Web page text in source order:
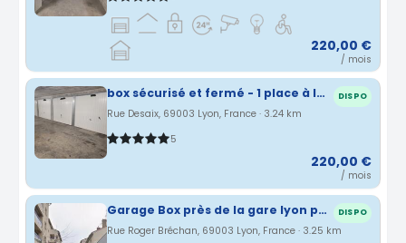
220,00 €
/ mois
box sécurisé et fermé - 1 place à louer - GARE PART DIEU DISPO
Rue Desaix, 69003 Lyon, France · 3.24 km
5
220,00 €
/ mois
Garage Box près de la gare lyon part dieu DISPO
Rue Roger Bréchan, 69003 Lyon, France · 3.25 km